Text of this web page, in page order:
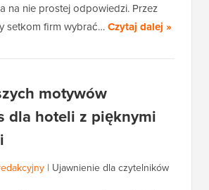
na nie prostej odpowiedzi. Przez
setkom firm wybrać…Czytaj dalej »
motywów
dla hoteli z pięknymi
| Ujawnienie dla czytelników